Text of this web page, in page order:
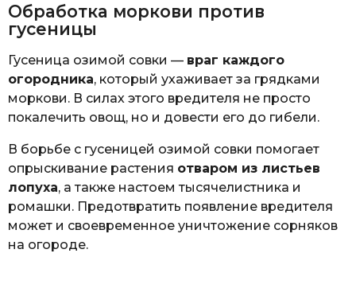
Обработка моркови против
гусеницы
Гусеница озимой совки — враг каждого
огородника, который ухаживает за грядками
моркови. В силах этого вредителя не просто
покалечить овощ, но и довести его до гибели.
В борьбе с гусеницей озимой совки помогает
опрыскивание растения отваром из листьев
лопуха, а также настоем тысячелистника и
ромашки. Предотвратить появление вредителя
может и своевременное уничтожение сорняков
на огороде.